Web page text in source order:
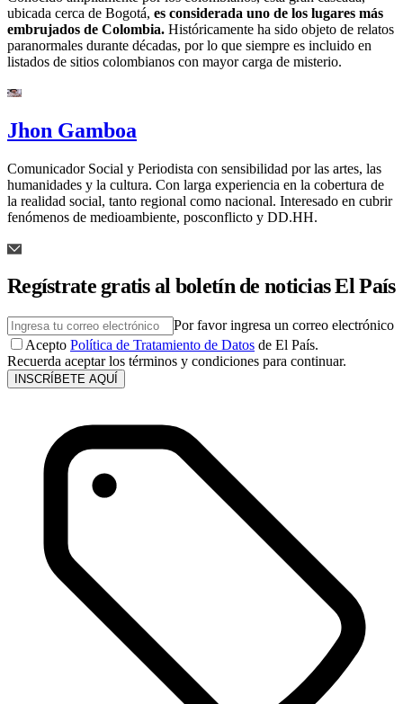
ubicada cerca de Bogotá, es considerada uno de los lugares más
embrujados de Colombia. Históricamente ha sido objeto de relatos
paranormales durante décadas, por lo que siempre es incluido en
listados de sitios colombianos con mayor carga de misterio.
Jhon Gamboa
Comunicador Social y Periodista con sensibilidad por las artes, las
humanidades y la cultura. Con larga experiencia en la cobertura de
la realidad social, tanto regional como nacional. Interesado en cubrir
fenómenos de medioambiente, posconflicto y DD.HH.
Regístrate gratis al boletín de noticias El País
Por favor ingresa un correo electrónico
Acepto Política de Tratamiento de Datos de El País.
Recuerda aceptar los términos y condiciones para continuar.
INSCRÍBETE AQUÍ